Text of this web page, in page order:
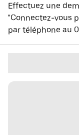
Effectuez une
"Connectez-vous
par téléphone au